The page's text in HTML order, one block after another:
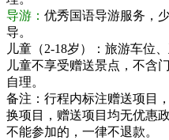
导游： 优秀国语导游服务，
导。
儿童（2-18岁）：旅游车位
儿童不享受赠送景点，不含
自理。
备注：行程内标注赠送项目
换项目，赠送项目均无优惠
不能参加的，一律不退款。